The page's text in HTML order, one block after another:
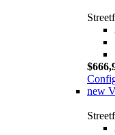
new